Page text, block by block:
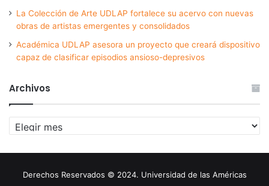
La Colección de Arte UDLAP fortalece su acervo con nuevas
obras de artistas emergentes y consolidados
Académica UDLAP asesora un proyecto que creará dispositivo
capaz de clasificar episodios ansioso-depresivos
Archivos
Archivos
Derechos Reservados © 2024. Universidad de las Américas